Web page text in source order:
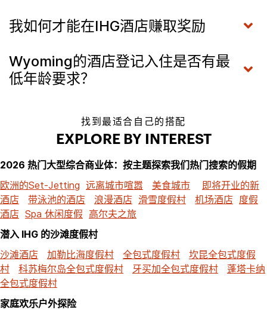
我如何才能在IHG酒店赚取奖励
Wyoming的酒店登记入住是否有最
低年龄要求？
找到最适合自己的搭配
EXPLORE BY INTEREST
2026 热门大型综合商业体：按主题探索我们热门搜索的假期
欧洲的Set-Jetting 远离城市喧嚣 美食城市
即将开业的新
酒店
带泳池的酒店 浪漫酒店 滑雪度假村 机场酒店 度假
酒店 Spa 休闲度假 高尔夫之旅
潜入 IHG 的沙滩度假村
沙滩酒店
加勒比海度假村 全包式度假村
坎昆全包式度假
村
科苏梅尔岛全包式度假村 牙买加全包式度假村
蓬塔卡纳
全包式度假村
家庭欢乐户外探险